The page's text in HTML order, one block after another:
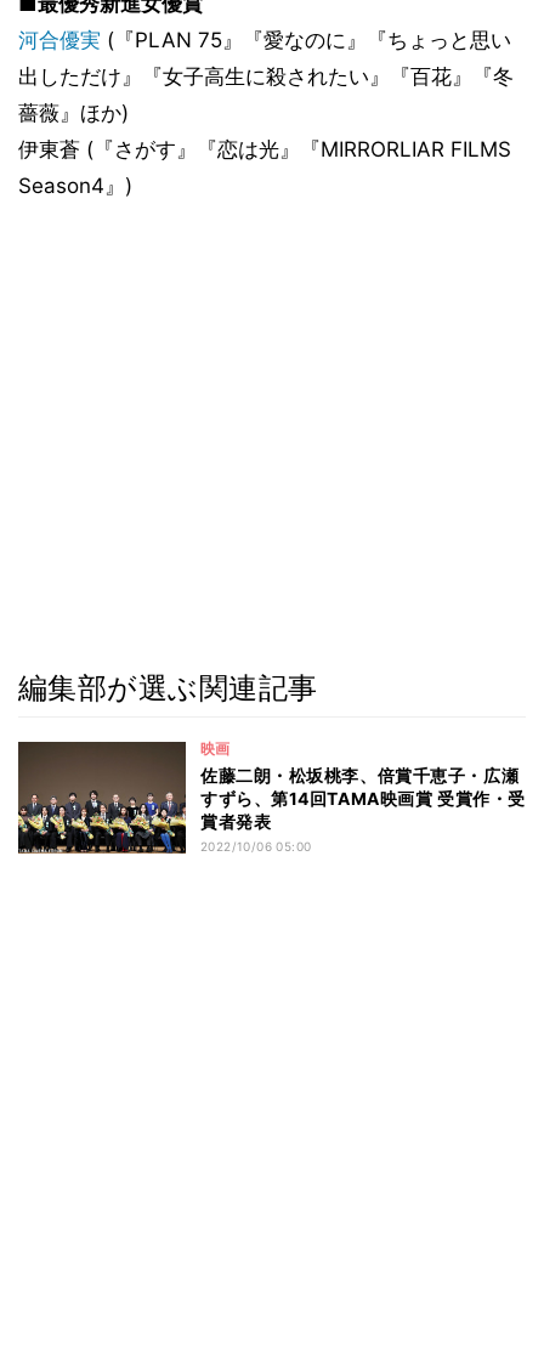
河合優実 (『PLAN 75』『愛なのに』『ちょっと思い
出しただけ』『女子高生に殺されたい』『百花』『冬
薔薇』ほか)
伊東蒼 (『さがす』『恋は光』『MIRRORLIAR FILMS
Season4』)
編集部が選ぶ関連記事
映画
佐藤二朗・松坂桃李、倍賞千恵子・広瀬
すずら、第14回TAMA映画賞 受賞作・受
賞者発表
2022/10/06 05:00